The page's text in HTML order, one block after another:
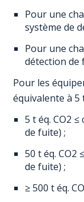
Pour une
système de
Pour une
détection de
Pour les
équivalente à 5
5 t éq. CO2
de fuite) ;
50 t éq. CO2
de fuite) ;
≥ 500 t éq.